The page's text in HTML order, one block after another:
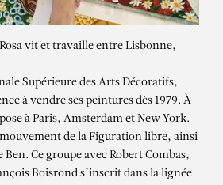
vit et travaille entre Lisbonne,
Supérieure des Arts Décoratifs,
à vendre ses peintures dès 1979. À
à Paris, Amsterdam et New York.
de la Figuration libre, ainsi
Ce groupe avec Robert Combas,
Boisrond s’inscrit dans la lignée